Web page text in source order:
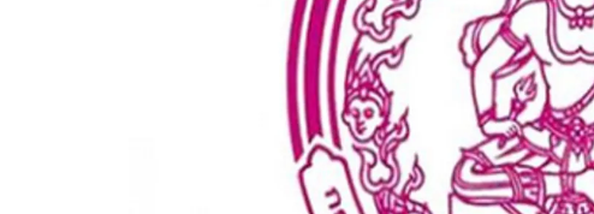
ติดตามสนุกโซเชียลได้ที่
บริษัท อิมเมจ ฟิวเจอร์ (ประเทศไทย) จำกัด